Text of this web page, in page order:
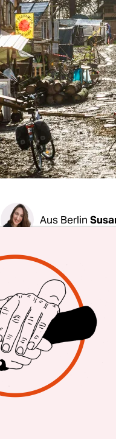
Aus Berlin
Dieses Urteil haben
der Landwirt
Klimabewegung.
Heukamps
nahe
Vorbereitungen
Das heißt, der
Bäume fällen,